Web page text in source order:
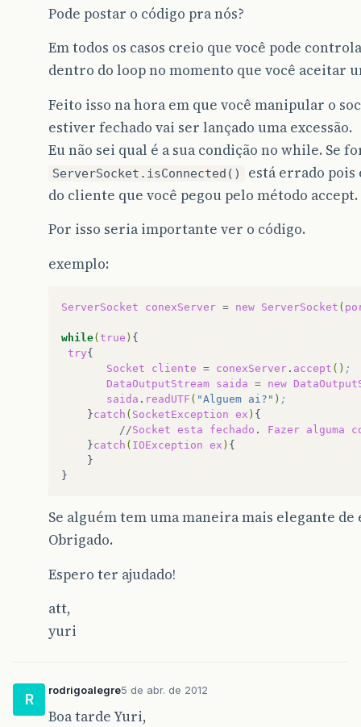
Pode postar o código pra nós?
Em todos os casos creio que você pode
dentro do loop no momento que você aceitar
Feito isso na hora em que você manipular o
estiver fechado vai ser lançado uma excessão.
Eu não sei qual é a sua condição no while. Se
ServerSocket.isConnected()
está errado pois
do cliente que você pegou pelo método accept.
Por isso seria importante ver o código.
exemplo:
ServerSocket conexServer = new ServerSocket (
while( true )
try
Socket
cliente = conexServer . accept () ;
DataOutputStream saida = new
saida . readUTF ( "Alguem ai?" ) ;
}catch ( SocketException ex )
//Socket esta fechado . Fazer alguma
}catch ( IOException ex )
}
Se alguém tem uma maneira mais elegante
Obrigado.
Espero ter ajudado!
att,
yuri
R
rodrigoalegre5 de abr. de 2012
Boa tarde Yuri,